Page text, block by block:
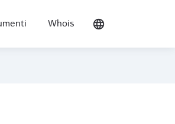
Whois language